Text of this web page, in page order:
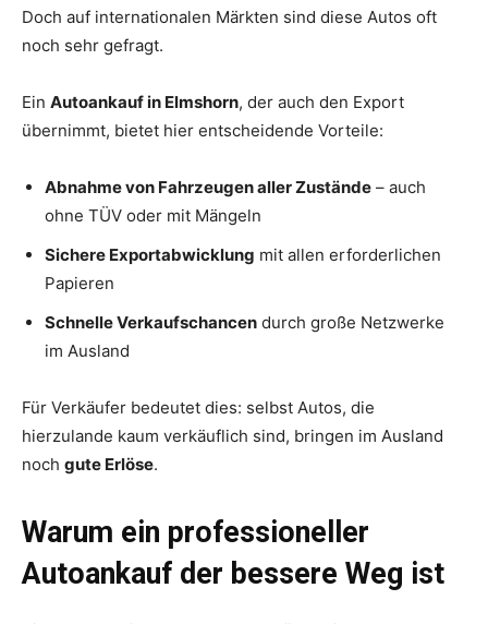
Doch auf internationalen Märkten sind diese Autos oft
noch sehr gefragt.
Ein Autoankauf in Elmshorn, der auch den Export
übernimmt, bietet hier entscheidende Vorteile:
Abnahme von Fahrzeugen aller Zustände – auch
ohne TÜV oder mit Mängeln
Sichere Exportabwicklung mit allen erforderlichen
Papieren
Schnelle Verkaufschancen durch große Netzwerke
im Ausland
Für Verkäufer bedeutet dies: selbst Autos, die
hierzulande kaum verkäuflich sind, bringen im Ausland
noch gute Erlöse.
Warum ein professioneller
Autoankauf der bessere Weg ist